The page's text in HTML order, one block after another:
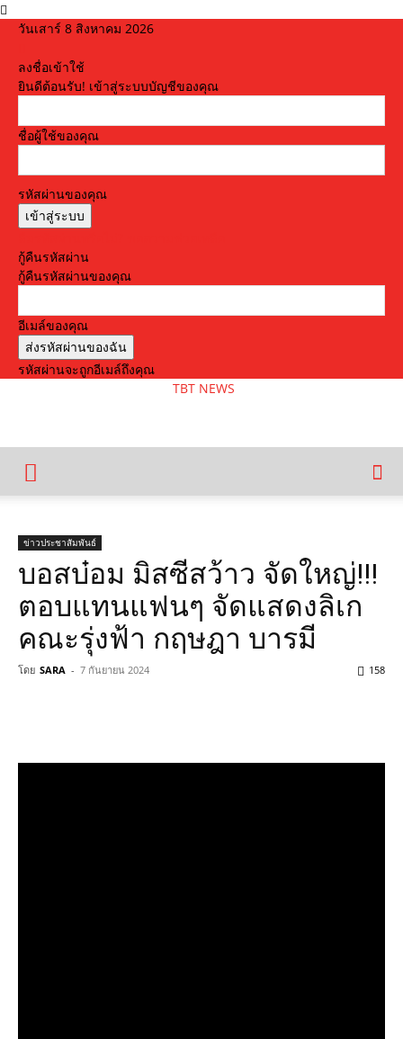
วันเสาร์ 8 สิงหาคม 2026
ลงชื่อเข้าใช้
ยินดีต้อนรับ! เข้าสู่ระบบบัญชีของคุณ
ชื่อผู้ใช้ของคุณ
รหัสผ่านของคุณ
กู้คืนรหัสผ่าน
กู้คืนรหัสผ่านของคุณ
อีเมล์ของคุณ
รหัสผ่านจะถูกอีเมล์ถึงคุณ
TBT NEWS
ข่าวประชาสัมพันธ์
บอสบ๋อม มิสซีสว้าว จัดใหญ่!!!
ตอบแทนแฟนๆ จัดแสดงลิเก
คณะรุ่งฟ้า กฤษฎา บารมี
โดย SARA - 7 กันยายน 2024 158